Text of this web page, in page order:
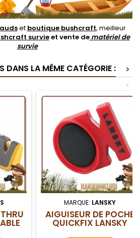
et boutique bushcraft, meilleur
survieet vente dematériel de
survie
DANS LA MÊME CATÉGORIE :
>
<
MARQUE: LANSKY
AIGUISEUR DE POCHE
QUICKFIX LANSKY